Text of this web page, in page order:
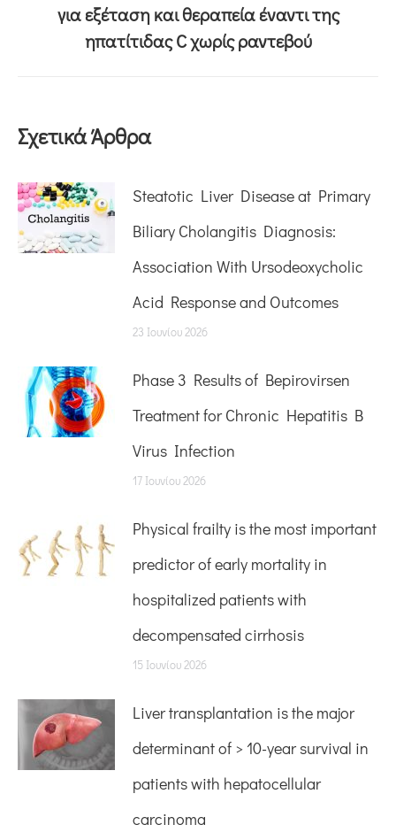
για εξέταση και θεραπεία έναντι της
ηπατίτιδας C χωρίς ραντεβού
Σχετικά Άρθρα
Steatotic Liver Disease at Primary
Biliary Cholangitis Diagnosis:
Association With Ursodeoxycholic
Acid Response and Outcomes
23 Ιουνίου 2026
Phase 3 Results of Bepirovirsen
Treatment for Chronic Hepatitis B
Virus Infection
17 Ιουνίου 2026
Physical frailty is the most important
predictor of early mortality in
hospitalized patients with
decompensated cirrhosis
15 Ιουνίου 2026
Liver transplantation is the major
determinant of > 10-year survival in
patients with hepatocellular
carcinoma